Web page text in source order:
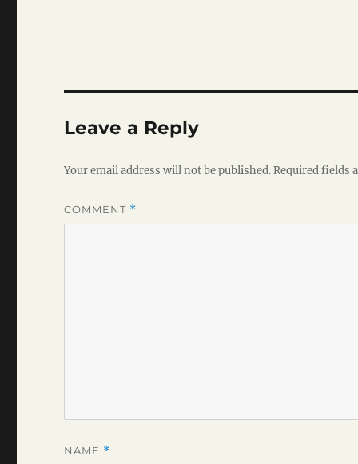
Leave a Reply
Your email address will not be published.Required fields
COMMENT *
NAME *